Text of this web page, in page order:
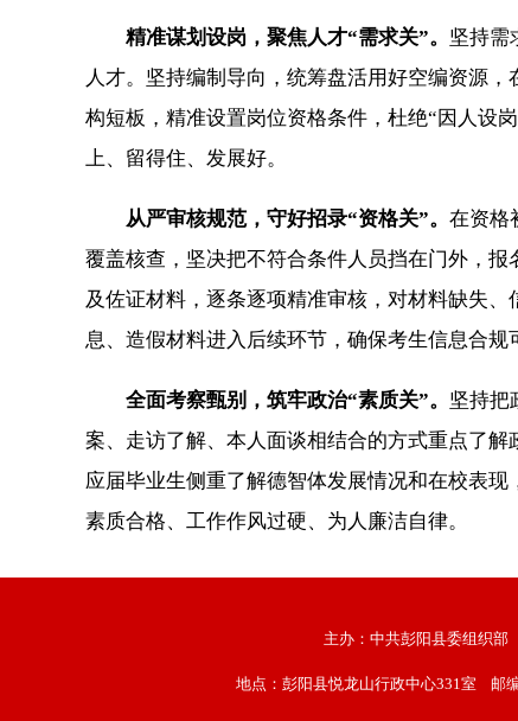
精准谋划设岗，聚焦人才“需求关”。 坚持需
人才。坚持编制导向，统筹盘活用好空编资源
构短板，精准设置岗位资格条件，杜绝“因人设
上、留得住、发展好。
从严审核规范，守好招录“资格关”。 在资格
覆盖核查，坚决把不符合条件人员挡在门外，
及佐证材料，逐条逐项精准审核，对材料缺失
息、造假材料进入后续环节，确保考生信息合规
全面考察甄别，筑牢政治“素质关”。 坚持把
案、走访了解、本人面谈相结合的方式重点了
应届毕业生侧重了解德智体发展情况和在校表
素质合格、工作作风过硬、为人廉洁自律。
主办：中共彭阳县委组织部
地点：彭阳县悦龙山行政中心331室 邮